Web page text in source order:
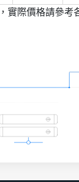
實際價格請參考